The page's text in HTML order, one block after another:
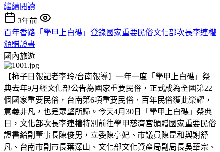
繼續閱讀
3年前
百年香路「學甲上白礁」登錄國家重要民俗文化部次長李連權
頒贈證書
國內旅遊
【柿子日報記者李玲/台南報導】一年一度「學甲上白礁」祭
典去年9月經文化部公告為國家重要民俗，正式成為全國第22
個國家重要民俗，台南第6項重要民俗，百年民俗獲此榮耀，
意義非凡，也是眾望所歸。今天4月30日「學甲上白礁」祭典
日，文化部次長李連權特別前往學甲慈濟宮頒贈國家重要民俗
證書給副董事長陳俊男，立委陳亭妃、市議員陳昆和與謝舒
凡、台南市副市長葉澤山、文化部文化資產局副局長吳華宗、